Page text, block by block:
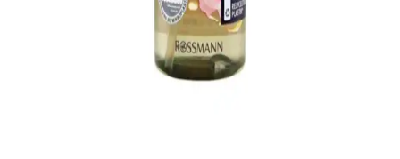
için nem ve parlaklık sağlar, saç sağlığını destekler.
BioBlas Argan Badem Yağı Şampuanı ile
Saçlarınızda Doğal Parlaklık ve Sağlık